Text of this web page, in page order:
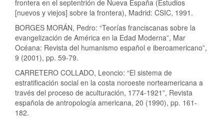
frontera en el septentrión de Nueva España (Estudios
[nuevos y viejos] sobre la frontera), Madrid: CSIC, 1991.
BORGES MORÁN, Pedro: “Teorías franciscanas sobre la
evangelización de América en la Edad Moderna”, Mar
Océana: Revista del humanismo español e iberoamericano”,
9 (2001), pp. 59-79.
CARRETERO COLLADO, Leoncio: “El sistema de
estratificación social en la costa noroeste norteamericana a
través del proceso de aculturación, 1774-1921”, Revista
española de antropología americana, 20 (1990), pp. 161-
182.